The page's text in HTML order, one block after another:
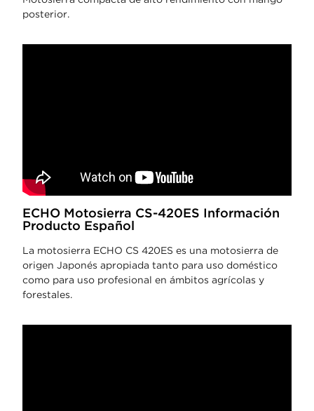
posterior.
ECHO Motosierra CS-420ES Información
Producto Español
La motosierra ECHO CS 420ES es una motosierra de
origen Japonés apropiada tanto para uso doméstico
como para uso profesional en ámbitos agrícolas y
forestales.